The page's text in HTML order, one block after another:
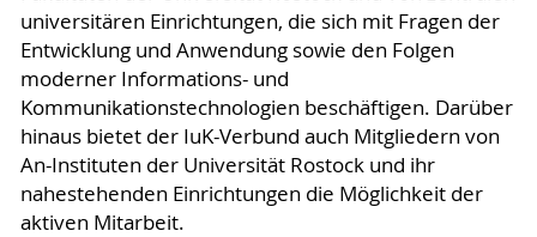
universitären Einrichtungen, die sich mit Fragen der
Entwicklung und Anwendung sowie den Folgen
moderner Informations- und
Kommunikationstechnologien beschäftigen. Darüber
hinaus bietet der IuK-Verbund auch Mitgliedern von
An-Instituten der Universität Rostock und ihr
nahestehenden Einrichtungen die Möglichkeit der
aktiven Mitarbeit.